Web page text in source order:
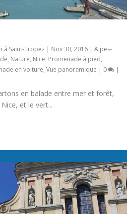
à Saint-Tropez | Nov 30, 2016 |Alpes-
, Nature, Nice, Promenade à pied,
en voiture,Vue panoramique | 0 |
en balade entre mer et forêt,
et le vert...